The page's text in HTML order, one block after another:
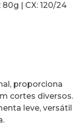
80g | CX: 120/24
proporciona
cortes diversos.
leve, versátil